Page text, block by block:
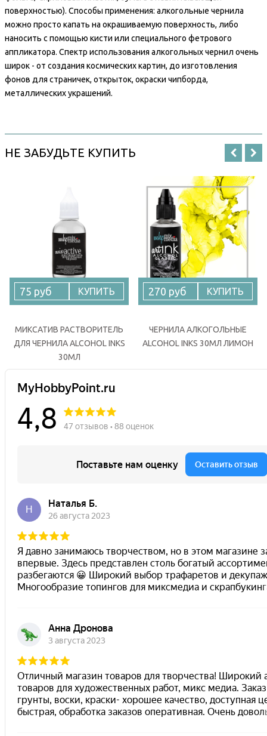
поверхностью). Способы применения: алкогольные чернила
можно просто капать на окрашиваемую поверхность, либо
наносить с помощью кисти или специального фетрового
аппликатора. Спектр использования алкогольных чернил очень
широк - от создания космических картин, до изготовления
фонов для страничек, открыток, окраски чипборда,
металлических украшений.
НЕ ЗАБУДЬТЕ КУПИТЬ
75 руб КУПИТЬ
МИКСАТИВ РАСТВОРИТЕЛЬ
ДЛЯ ЧЕРНИЛА ALCOHOL INKS
30МЛ
270 руб КУПИТЬ
ЧЕРНИЛА АЛКОГОЛЬНЫЕ
ALCOHOL INKS 30МЛ ЛИМОН